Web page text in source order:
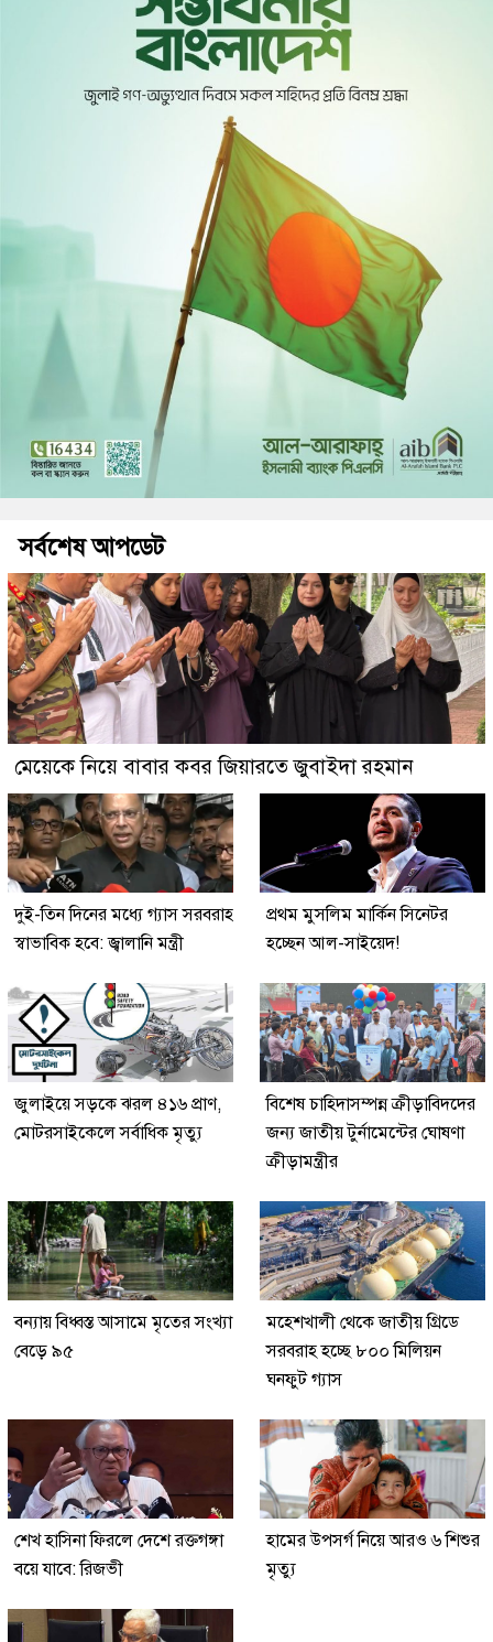
সর্বশেষ আপডেট
মেয়েকে নিয়ে বাবার কবর জিয়ারতে জুবাইদা রহমান
দুই-তিন দিনের মধ্যে গ্যাস সরবরাহ
স্বাভাবিক হবে: জ্বালানি মন্ত্রী
প্রথম মুসলিম মার্কিন সিনেটর
হচ্ছেন আল-সাইয়েদ!
জুলাইয়ে সড়কে ঝরল ৪১৬ প্রাণ,
মোটরসাইকেলে সর্বাধিক মৃত্যু
বিশেষ চাহিদাসম্পন্ন ক্রীড়াবিদদের
জন্য জাতীয় টুর্নামেন্টের ঘোষণা
ক্রীড়ামন্ত্রীর
বন্যায় বিধ্বস্ত আসামে মৃতের সংখ্যা
বেড়ে ৯৫
মহেশখালী থেকে জাতীয় গ্রিডে
সরবরাহ হচ্ছে ৮০০ মিলিয়ন
ঘনফুট গ্যাস
শেখ হাসিনা ফিরলে দেশে রক্তগঙ্গা
বয়ে যাবে: রিজভী
হামের উপসর্গ নিয়ে আরও ৬ শিশুর
মৃত্যু